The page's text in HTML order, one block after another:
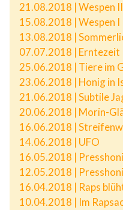
21.08.2018 | Wespen II
15.08.2018 | Wespen I
13.08.2018 |
07.07.2018 | Erntezeit
25.06.2018 | Tiere im
23.06.2018 | Honig in
21.06.2018 | Subtile
20.06.2018 | Morin-
16.06.2018 |
14.06.2018 | UFO
16.05.2018 |
12.05.2018 |
16.04.2018 | Raps
10.04.2018 | Im